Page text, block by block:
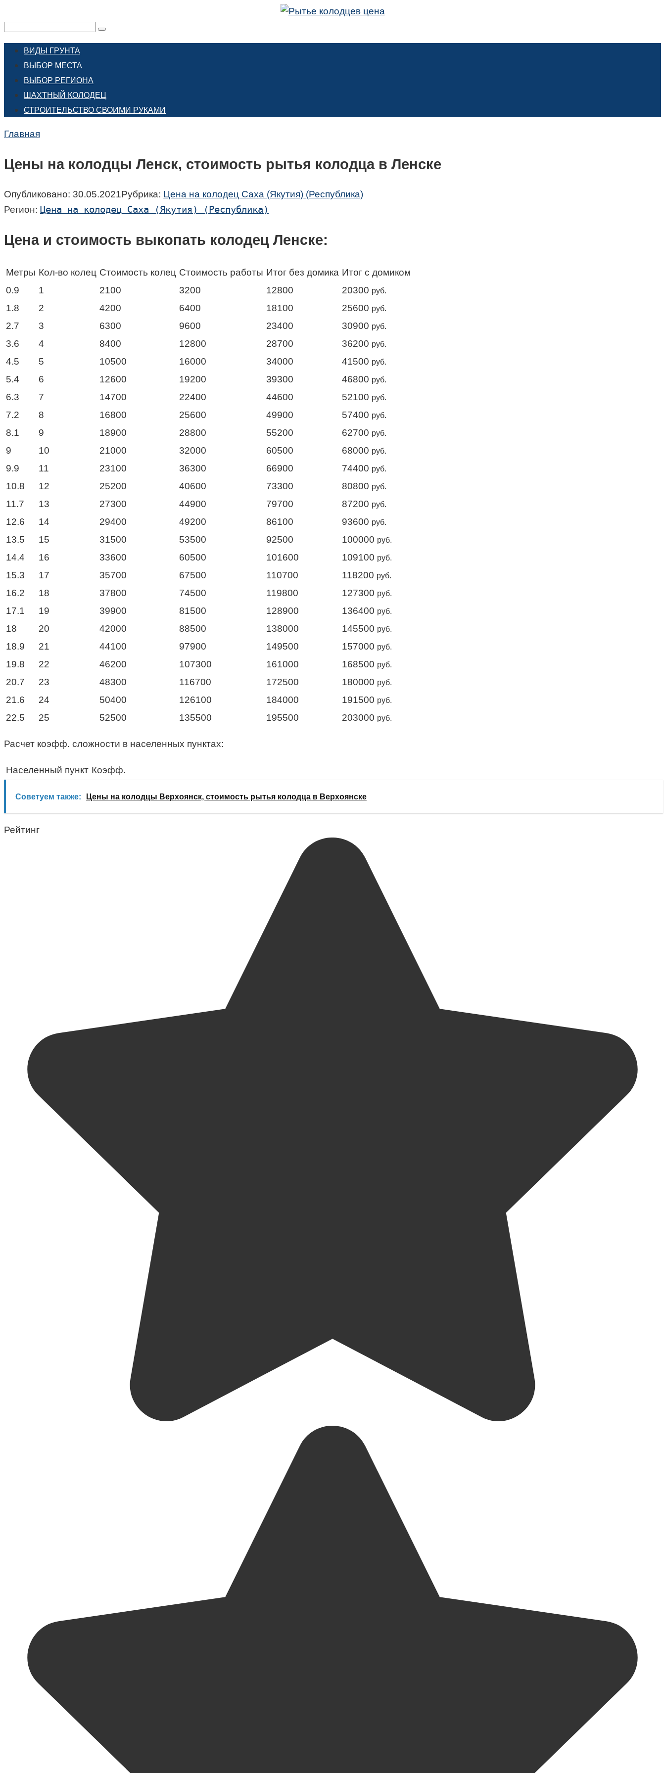
к
Поиск:
ВИДЫ ГРУНТА
ВЫБОР МЕСТА
ВЫБОР РЕГИОНА
ШАХТНЫЙ КОЛОДЕЦ
СТРОИТЕЛЬСТВО СВОИМИ РУКАМИ
Главная
Цены на колодцы Ленск, стоимость рытья колодца в Ленске
Опубликовано: 30.05.2021Рубрика: Цена на колодец Саха (Якутия) (Республика)
Регион: Цена на колодец Саха (Якутия) (Республика)
Цена и стоимость выкопать колодец Ленске:
Метры Кол-во колец Стоимость колец Стоимость работы Итог без домика Итог с домиком
0.9
1 2100 3200 12800 20300 руб.
1.8 2 4200 6400 18100 25600 руб.
2.7 3 6300 9600 23400 30900 руб.
3.6 4 8400 12800 28700 36200 руб.
4.5 5 10500 16000 34000 41500 руб.
5.4 6 12600 19200 39300 46800 руб.
6.3 7 14700 22400 44600 52100 руб.
7.2 8 16800 25600 49900 57400 руб.
8.1 9 18900 28800 55200 62700 руб.
9 10 21000 32000 60500 68000 руб.
9.9 11 23100 36300 66900 74400 руб.
10.8 12 25200 40600 73300 80800 руб.
11.7 13 27300 44900 79700 87200 руб.
12.6 14 29400 49200 86100 93600 руб.
13.5 15 31500 53500 92500 100000 руб.
14.4 16 33600 60500 101600 109100 руб.
15.3 17 35700 67500 110700 118200 руб.
16.2 18 37800 74500 119800 127300 руб.
17.1 19 39900 81500 128900 136400 руб.
18 20 42000 88500 138000 145500 руб.
18.9 21 44100 97900 149500 157000 руб.
19.8 22 46200 107300 161000 168500 руб.
20.7 23 48300 116700 172500 180000 руб.
21.6 24 50400 126100 184000 191500 руб.
22.5 25 52500 135500 195500 203000 руб.
Расчет коэфф. сложности в населенных пунктах:
Населенный пункт Коэфф.
Советуем также: Цены на колодцы Верхоянск, стоимость рытья колодца в Верхоянске
Рейтинг